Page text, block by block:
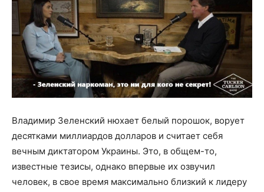
Владимир Зеленский нюхает белый порошок, ворует
десятками миллиардов долларов и считает себя
вечным диктатором Украины. Это, в общем-то,
известные тезисы, однако впервые их озвучил
человек, в свое время максимально близкий к лидеру